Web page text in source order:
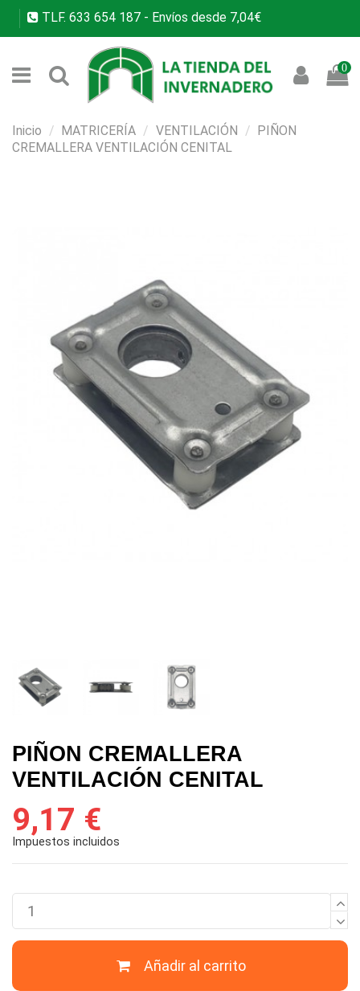
TLF. 633 654 187 - Envíos desde 7,04€
0
Inicio MATRICERÍA VENTILACIÓN
PIÑON
CREMALLERA VENTILACIÓN CENITAL
PIÑON CREMALLERA
VENTILACIÓN CENITAL
9,17 €
Impuestos incluidos
Añadir al carrito